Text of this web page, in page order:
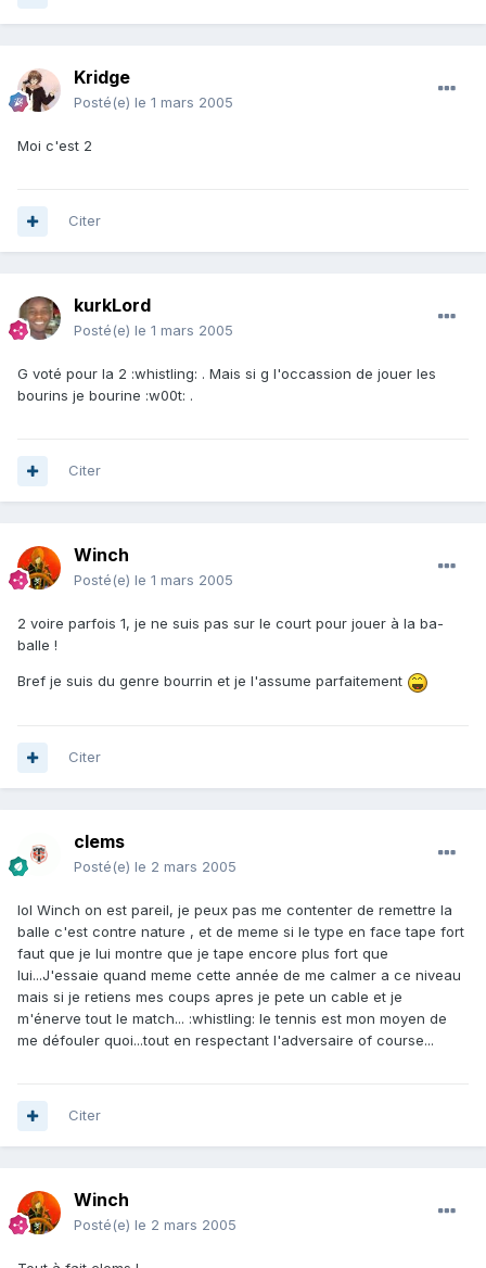
Kridge
Posté(e) le 1 mars 2005
Moi c'est 2
Citer
kurkLord
Posté(e) le 1 mars 2005
G voté pour la 2 :whistling: . Mais si g l'occassion de jouer les
bourins je bourine :w00t: .
Citer
Winch
Posté(e) le 1 mars 2005
2 voire parfois 1, je ne suis pas sur le court pour jouer à la ba-
balle !
Bref je suis du genre bourrin et je l'assume parfaitement
Citer
clems
Posté(e) le 2 mars 2005
lol Winch on est pareil, je peux pas me contenter de remettre la
balle c'est contre nature , et de meme si le type en face tape fort
faut que je lui montre que je tape encore plus fort que
lui...J'essaie quand meme cette année de me calmer a ce niveau
mais si je retiens mes coups apres je pete un cable et je
m'énerve tout le match... :whistling: le tennis est mon moyen de
me défouler quoi...tout en respectant l'adversaire of course...
Citer
Winch
Posté(e) le 2 mars 2005